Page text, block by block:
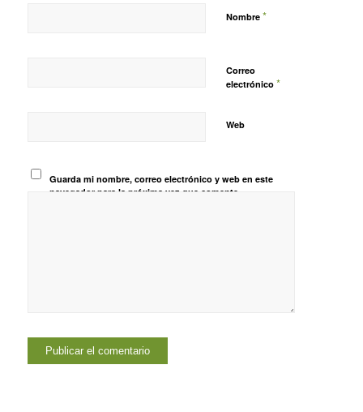
Nombre *
Correo
electrónico *
Web
Guarda mi nombre, correo electrónico y web en este
navegador para la próxima vez que comente.